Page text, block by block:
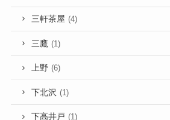
三軒茶屋 (4)
三鷹 (1)
上野 (6)
下北沢 (1)
下高井戸 (1)